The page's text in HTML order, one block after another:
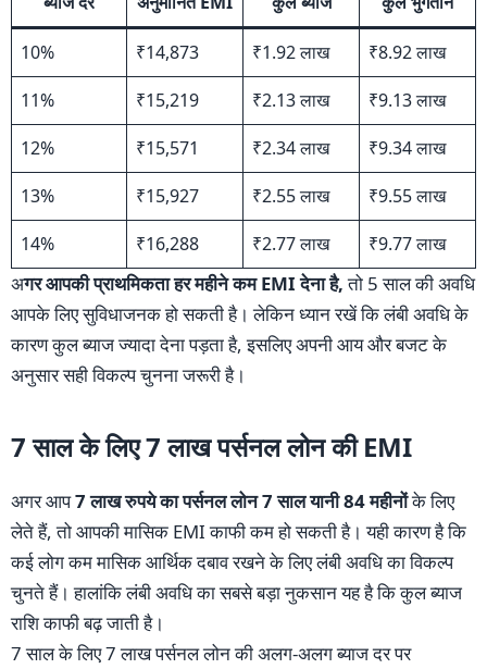
10% ₹14,873 ₹1.92 लाख
₹8.92 लाख
11%
₹15,219 ₹2.13 लाख
₹9.13 लाख
12%
₹15,571 ₹2.34 लाख
₹9.34 लाख
13%
₹15,927 ₹2.55 लाख
₹9.55 लाख
14%
₹16,288 ₹2.77 लाख ₹9.77 लाख
अगर आपकी प्राथमिकता हर महीने कम EMI देना है,तो 5 साल की अवधि
आपके लिए सुविधाजनक हो सकती है। लेकिन ध्यान रखें कि लंबी अवधि के
कारण कुल ब्याज ज्यादा देना पड़ता है, इसलिए अपनी आय और बजट के
अनुसार सही विकल्प चुनना जरूरी है।
7 साल के लिए 7 लाख पर्सनल लोन की EMI
अगर आप7 लाख रुपये का पर्सनल लोन 7 साल यानी 84 महीनोंके लिए
लेते हैं, तो आपकी मासिक EMI काफी कम हो सकती है। यही कारण है कि
कई लोग कम मासिक आर्थिक दबाव रखने के लिए लंबी अवधि का विकल्प
चुनते हैं। हालांकि लंबी अवधि का सबसे बड़ा नुकसान यह है कि कुल ब्याज
राशि काफी बढ़ जाती है।
7 साल के लिए 7 लाख पर्सनल लोन की अलग-अलग ब्याज दर पर